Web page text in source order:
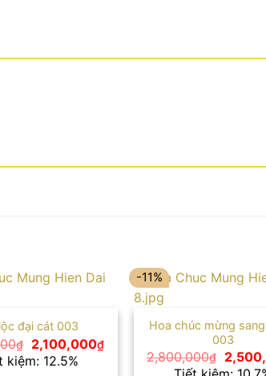
đại cát 003
₫
Giá
gốc
là:
2,100,000₫Giá
kiệm: 12.5%
-11%
Hoa chúc mừng
003
2,800,000₫
Giá
gốc